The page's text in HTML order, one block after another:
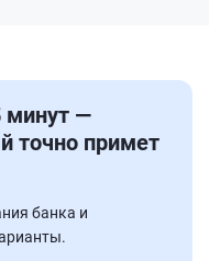
минут —
точно примет
банка и